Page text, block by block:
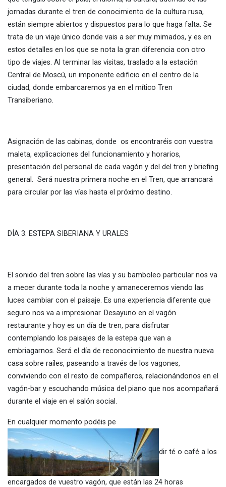
jornadas durante el tren de conocimiento de la cultura rusa,
están siempre abiertos y dispuestos para lo que haga falta. Se
trata de un viaje único donde vais a ser muy mimados, y es en
estos detalles en los que se nota la gran diferencia con otro
tipo de viajes. Al terminar las visitas, traslado a la estación
Central de Moscú, un imponente edificio en el centro de la
ciudad, donde embarcaremos ya en el mítico Tren
Transiberiano.
Asignación de las cabinas, donde os encontraréis con vuestra
maleta, explicaciones del funcionamiento y horarios,
presentación del personal de cada vagón y del del tren y briefing
general. Será nuestra primera noche en el Tren, que arrancará
para circular por las vías hasta el próximo destino.
DÍA 3. ESTEPA SIBERIANA Y URALES
El sonido del tren sobre las vías y su bamboleo particular nos va
a mecer durante toda la noche y amaneceremos viendo las
luces cambiar con el paisaje. Es una experiencia diferente que
seguro nos va a impresionar. Desayuno en el vagón
restaurante y hoy es un día de tren, para disfrutar
contemplando los paisajes de la estepa que van a
embriagarnos. Será el día de reconocimiento de nuestra nueva
casa sobre raíles, paseando a través de los vagones,
conviviendo con el resto de compañeros, relacionándonos en el
vagón-bar y escuchando música del piano que nos acompañará
durante el viaje en el salón social.
En cualquier momento podéis pe
dir té o café a los
encargados de vuestro vagón, que están las 24 horas